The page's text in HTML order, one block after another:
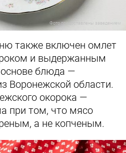
Фото предоставлены заведением
также включен омлет
и выдержанным
блюда —
Воронежской области.
окорока —
при том, что мясо
а не копченым.